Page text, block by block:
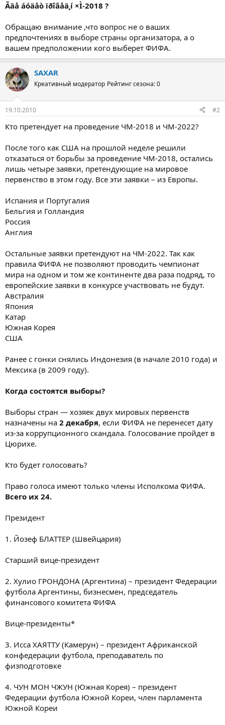
Ãäå áóäåò ïðîâåä¸í ×Ì-2018 ?
Обращаю внимание ,что вопрос не о ваших
предпочтениях в выборе страны организатора, а о
вашем предположении кого выберет ФИФА.
SAXAR
Креативный модератор Рейтинг сезона: 0
19.10.2010 #2
Кто претендует на проведение ЧМ-2018 и ЧМ-2022?
После того как США на прошлой неделе решили
отказаться от борьбы за проведение ЧМ-2018, остались
лишь четыре заявки, претендующие на мировое
первенство в этом году. Все эти заявки – из Европы.
Испания и Португалия
Бельгия и Голландия
Россия
Англия
Остальные заявки претендуют на ЧМ-2022. Так как
правила ФИФА не позволяют проводить чемпионат
мира на одном и том же континенте два раза подряд, то
европейские заявки в конкурсе участвовать не будут.
Австралия
Япония
Катар
Южная Корея
США
Ранее с гонки снялись Индонезия (в начале 2010 года) и
Мексика (в 2009 году).
Когда состоятся выборы?
Выборы стран — хозяек двух мировых первенств
назначены на 2 декабря, если ФИФА не перенесет дату
из-за коррупционного скандала. Голосование пройдет в
Цюрихе.
Кто будет голосовать?
Право голоса имеют только члены Исполкома ФИФА.
Всего их 24.
Президент
1. Йозеф БЛАТТЕР (Швейцария)
Старший вице-президент
2. Хулио ГРОНДОНА (Аргентина) – президент Федерации
футбола Аргентины, бизнесмен, председатель
финансового комитета ФИФА
Вице-президенты*
3. Исса ХАЯТТУ (Камерун) – президент Африканской
конфедерации футбола, преподаватель по
физподготовке
4. ЧУН МОН ЧЖУН (Южная Корея) – президент
Федерации футбола Южной Кореи, член парламента
Южной Кореи